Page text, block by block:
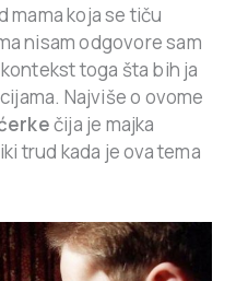
mama koja se tiču
nisam odgovore sam
toga šta bih ja
Najviše o ovome
čija je majka
trud kada je ova tema